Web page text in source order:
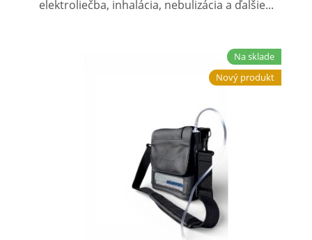
elektroliečba, inhalácia, nebulizácia a ďalšie...
Na sklade
Nový produkt